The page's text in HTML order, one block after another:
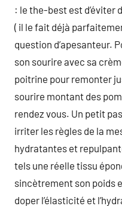
: le the-best est d’éviter
( il le fait déjà
question d’apesanteur.
son sourire avec sa
poitrine pour remonter
sourire montant des
rendez vous. Un petit
irriter les règles de la
hydratantes et
tels une réelle tissu
sincètrement son poids
doper l’élasticité et